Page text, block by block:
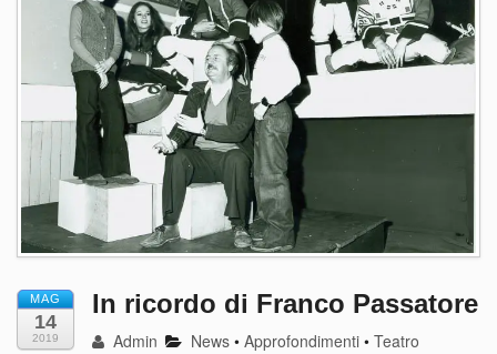
MAG
14
2019
In ricordo di Franco Passatore
Admin News •Approfondimenti •Teatro